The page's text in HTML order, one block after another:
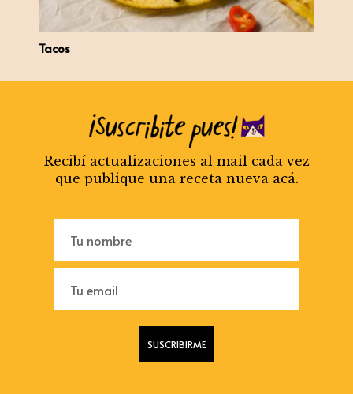
Tacos
Recibí actualizaciones al mail cada vez
que publique una receta nueva acá.